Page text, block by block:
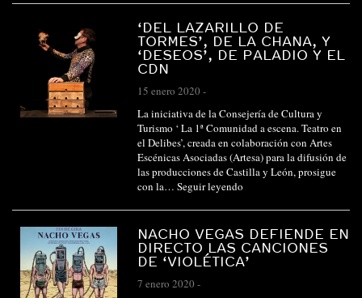
‘DEL LAZARILLO DE
TORMES’, DE LA CHANA, Y
‘DESEOS’, DE PALADIO Y EL
CDN
15 enero 2020 -
La iniciativa de la Consejería de Cultura y
Turismo ‘ La 1ª Comunidad a escena. Teatro en
el Delibes’, creada en colaboración con Artes
Escénicas Asociadas (Artesa) para la difusión de
las producciones de Castilla y León, prosigue
con la… Seguir leyendo
NACHO VEGAS DEFIENDE EN
DIRECTO LAS CANCIONES
DE ‘VIOLÉTICA’
7 enero 2020 -